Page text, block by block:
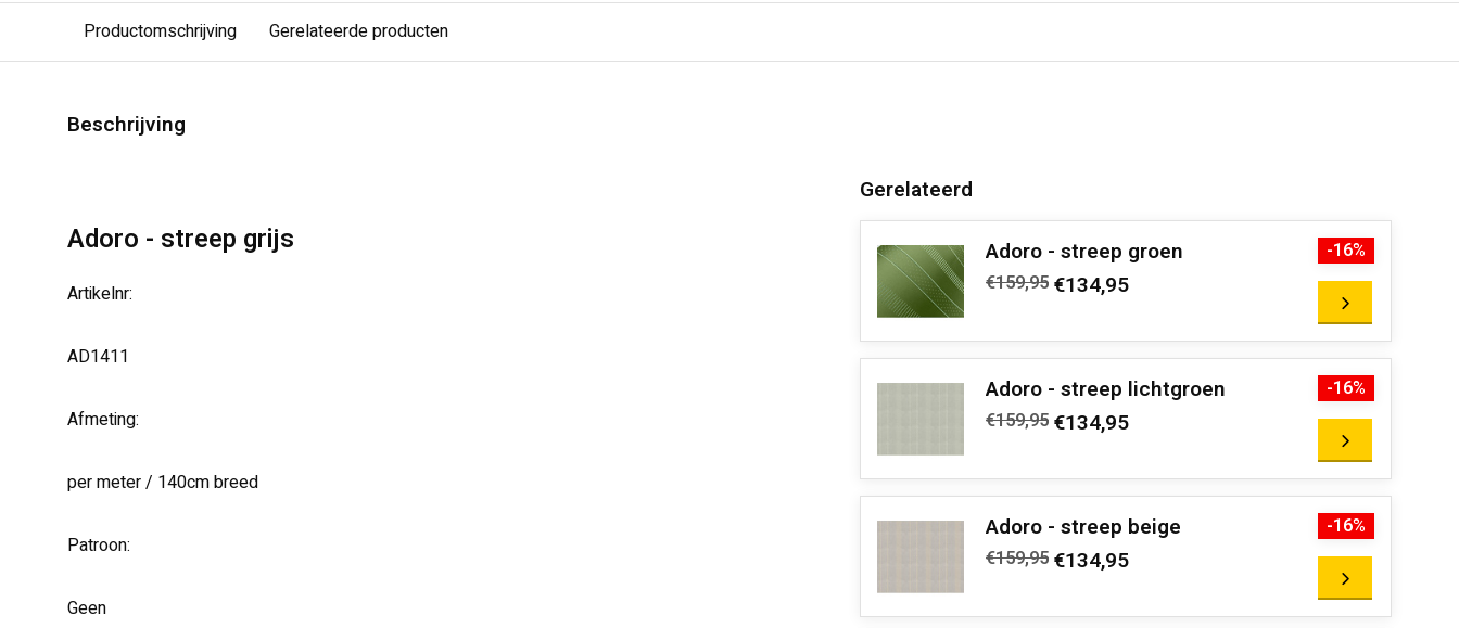
Productomschrijving Gerelateerde producten
Beschrijving
Adoro - streep grijs
Artikelnr:
AD1411
Afmeting:
per meter / 140cm breed
Patroon:
Geen
Gerelateerd
Adoro - streep groen
€159,95 €134,95
-16%
Adoro - streep lichtgroen
€159,95 €134,95
-16%
Adoro - streep beige
€159,95 €134,95
-16%